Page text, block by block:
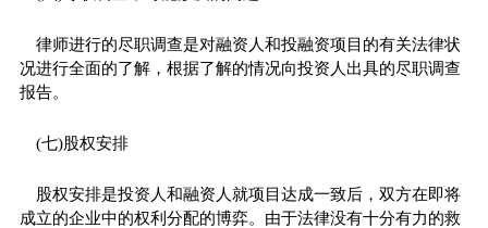
律师进行的尽职调查是对融资人和投融资项目的有关法律状
况进行全面的了解，根据了解的情况向投资人出具的尽职调查
报告。
(七)股权安排
股权安排是投资人和融资人就项目达成一致后，双方在即将
成立的企业中的权利分配的博弈。由于法律没有十分有力的救